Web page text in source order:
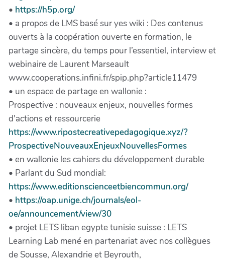
• https://h5p.org/
• a propos de LMS basé sur yes wiki : Des contenus
ouverts à la coopération ouverte en formation, le
partage sincère, du temps pour l’essentiel, interview et
webinaire de Laurent Marseault
www.cooperations.infini.fr/spip.php?article11479
• un espace de partage en wallonie :
Prospective : nouveaux enjeux, nouvelles formes
d'actions et ressourcerie
https://www.ripostecreativepedagogique.xyz/?
ProspectiveNouveauxEnjeuxNouvellesFormes
• en wallonie les cahiers du développement durable
• Parlant du Sud mondial:
https://www.editionscienceetbiencommun.org/
• https://oap.unige.ch/journals/eol-
oe/announcement/view/30
• projet LETS liban egypte tunisie suisse : LETS
Learning Lab mené en partenariat avec nos collègues
de Sousse, Alexandrie et Beyrouth,